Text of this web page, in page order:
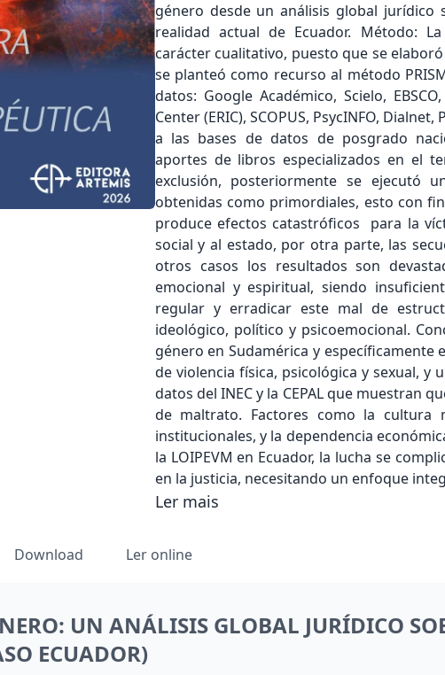
género desde un análisis global jurídico
realidad actual de Ecuador. Método:
carácter cualitativo, puesto que se
se planteó como recurso al método
datos: Google Académico, Scielo,
Center (ERIC), SCOPUS, PsycINFO,
a las bases de datos de posgrado
aportes de libros especializados en el
exclusión, posteriormente se ejecutó
obtenidas como primordiales, esto con
produce efectos catastróficos para la
social y al estado, por otra parte, las
otros casos los resultados son
emocional y espiritual, siendo
regular y erradicar este mal de
ideológico, político y psicoemocional.
género en Sudamérica y específicamente
de violencia física, psicológica y sexual,
datos del INEC y la CEPAL que muestran
de maltrato. Factores como la cultura
institucionales, y la dependencia
la LOIPEVM en Ecuador, la lucha se
en la justicia, necesitando un enfoque
Ler mais
Download Ler online
UN ANÁLISIS GLOBAL JURÍDICO
ECUADOR)